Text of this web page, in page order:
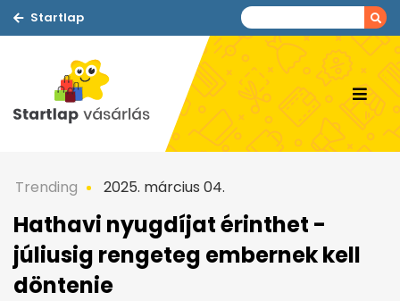
Startlap
Trending 2025. március 04.
Hathavi nyugdíjat érinthet -
júliusig rengeteg embernek kell
döntenie